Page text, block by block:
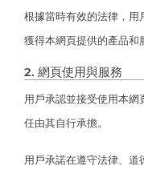
根據當時有效的法律，用
獲得本網頁提供的產品和
2. 網頁使用與服務
用戶承認並接受使用本
任由其自行承擔。
用戶承諾在遵守法律、道